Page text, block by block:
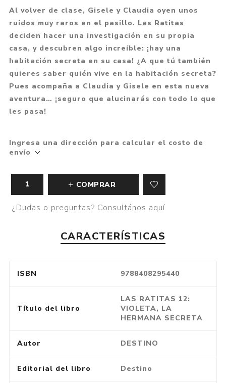
Al volver de clase, Gisele y Claudia oyen unos
ruidos muy raros en el pasillo. Las Ratitas
deciden hacer una investigación en su propia
casa, y descubren algo increíble: ¡hay una
habitación secreta en su casa! ¿A que tú también
quieres saber quién vive en la habitación secreta?
Pues acompaña a Claudia y Gisele en esta nueva
aventura… ¡seguro que alucinarás con todo lo que
les pasa!
Ingresa una dirección para calcular el costo de
envío
COMPRAR
¿Dudas o preguntas? Consultános aquí
CARACTERÍSTICAS
ISBN 9788408295440
Título del libro
LAS RATITAS 12:
VIOLETA, LA
HERMANA SECRETA
Autor DESTINO
Editorial del libro Destino